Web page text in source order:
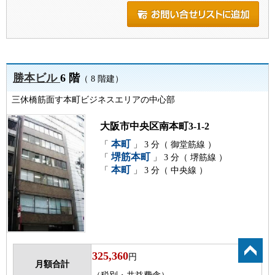
勝本ビル6 階（ 8 階建）
三休橋筋面す本町ビジネスエリアの中心部
大阪市中央区南本町3-1-2
「 本町 」 3 分（ 御堂筋線 ）
「 堺筋本町 」 3 分（ 堺筋線 ）
「 本町 」 3 分（ 中央線 ）
月額合計
325,360円